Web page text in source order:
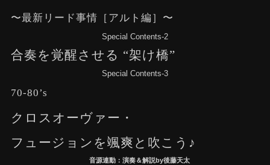
〜最新リード事情［アルト編］〜
Special Contents-2
合奏を覚醒させる “架け橋”
Special Contents-3
70-80’s
クロスオーヴァー・
フュージョンを颯爽と吹こう♪
音源連動：演奏＆解説by後藤天太